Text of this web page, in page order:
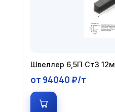
Швеллер 6,5П Ст3 12м
от 94040 ₽/т